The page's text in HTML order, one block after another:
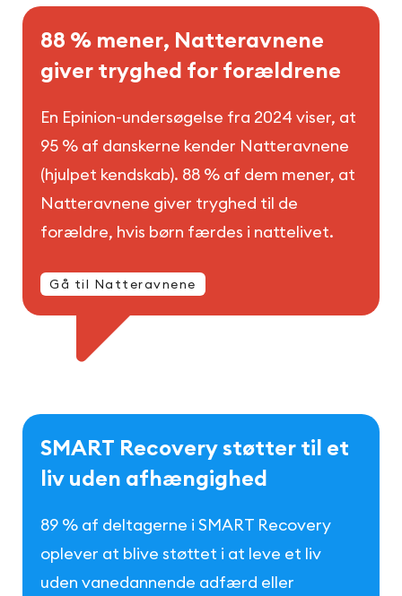
88 % mener, Natteravnene
giver tryghed for forældrene
En Epinion-undersøgelse fra 2024 viser, at
95 % af danskerne kender Natteravnene
(hjulpet kendskab). 88 % af dem mener, at
Natteravnene giver tryghed til de
forældre, hvis børn færdes i nattelivet.
Gå til Natteravnene
SMART Recoverystøtter til et
liv uden afhængighed
89 % af deltagerne i SMART Recovery
oplever at blive støttet i at leve et liv
uden vanedannende adfærd eller